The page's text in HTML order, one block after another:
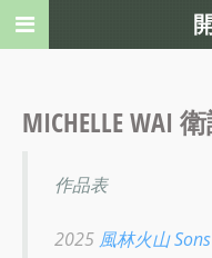
MICHELLE WAI
作品表
2025 風林火山